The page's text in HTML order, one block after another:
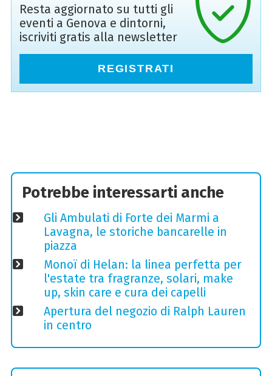
Resta aggiornato su tutti gli
eventi a Genova e dintorni,
iscriviti gratis alla newsletter
REGISTRATI
Potrebbe interessarti anche
Gli Ambulati di Forte dei Marmi a
Lavagna, le storiche bancarelle in
piazza
Monoï di Helan: la linea perfetta per
l'estate tra fragranze, solari, make
up, skin care e cura dei capelli
Apertura del negozio di Ralph Lauren
in centro